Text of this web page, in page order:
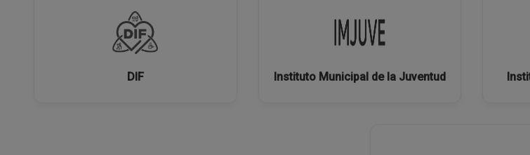
DIF Instituto Municipal de la Juventud